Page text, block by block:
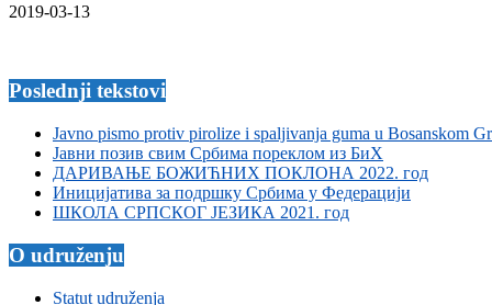
2019-03-13
Poslednji tekstovi
Javno pismo protiv pirolize i spaljivanja guma u Bosanskom
Јавни позив свим Србима пореклом из БиХ
ДАРИВАЊЕ БОЖИЋНИХ ПОКЛОНА 2022. год
Иницијатива за подршку Србима у Федерацији
ШКОЛА СРПСКОГ ЈЕЗИКА 2021. год
O udruženju
Statut udruženja